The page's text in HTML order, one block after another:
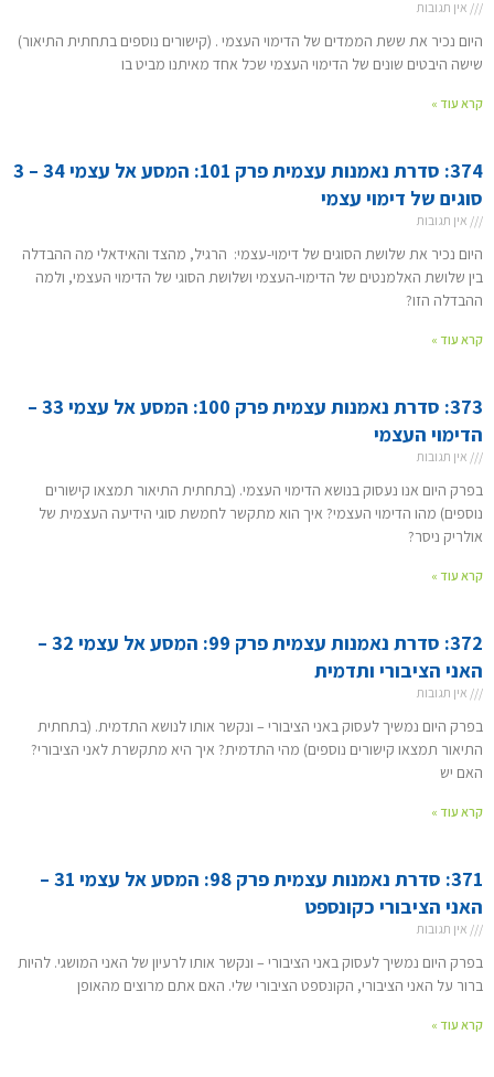
אין תגובות
היום נכיר את ששת הממדים של הדימוי העצמי . (קישורים נוספים בתחתית התיאור)
שישה היבטים שונים של הדימוי העצמי שכל אחד מאיתנו מביט בו
קרא עוד »
374: סדרת נאמנות עצמית פרק 101: המסע אל עצמי 34 – 3
סוגים של דימוי עצמי
אין תגובות
היום נכיר את שלושת הסוגים של דימוי-עצמי: הרגיל, מהצד והאידאלי מה ההבדלה
בין שלושת האלמנטים של הדימוי-העצמי ושלושת הסוגי של הדימוי העצמי, ולמה
ההבדלה הזו?
קרא עוד »
373: סדרת נאמנות עצמית פרק 100: המסע אל עצמי 33 –
הדימוי העצמי
אין תגובות
בפרק היום אנו נעסוק בנושא הדימוי העצמי. (בתחתית התיאור תמצאו קישורים
נוספים) מהו הדימוי העצמי? איך הוא מתקשר לחמשת סוגי הידיעה העצמית של
אולריק ניסר?
קרא עוד »
372: סדרת נאמנות עצמית פרק 99: המסע אל עצמי 32 –
האני הציבורי ותדמית
אין תגובות
בפרק היום נמשיך לעסוק באני הציבורי – ונקשר אותו לנושא התדמית. (בתחתית
התיאור תמצאו קישורים נוספים) מהי התדמית? איך היא מתקשרת לאני הציבורי?
האם יש
קרא עוד »
371: סדרת נאמנות עצמית פרק 98: המסע אל עצמי 31 –
האני הציבורי כקונספט
אין תגובות
בפרק היום נמשיך לעסוק באני הציבורי – ונקשר אותו לרעיון של האני המושגי. להיות
ברור על האני הציבורי, הקונספט הציבורי שלי. האם אתם מרוצים מהאופן
קרא עוד »